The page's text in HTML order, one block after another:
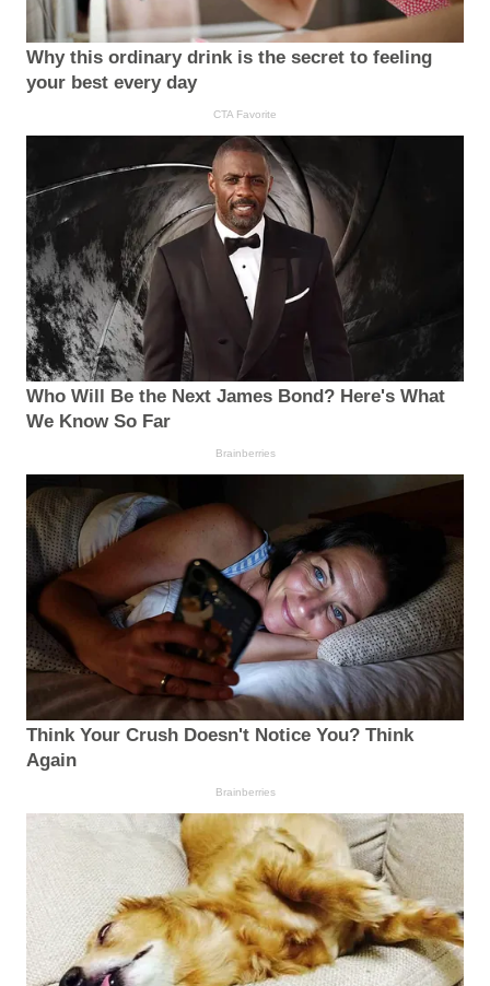
Why this ordinary drink is the secret to feeling
your best every day
CTA Favorite
Who Will Be the Next James Bond? Here's What
We Know So Far
Brainberries
Think Your Crush Doesn't Notice You? Think
Again
Brainberries